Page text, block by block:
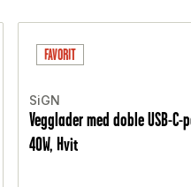
FAVORIT
SiGN
Vegglader med doble USB-C-
40W, Hvit